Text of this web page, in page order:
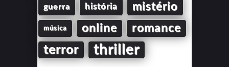
guerra história mistério
música online romance
terror thriller